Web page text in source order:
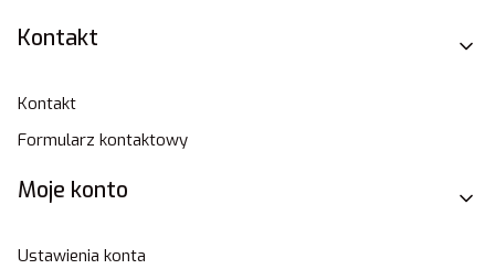
Linki w stopce
Kontakt
Kontakt
Formularz kontaktowy
Moje konto
Ustawienia konta